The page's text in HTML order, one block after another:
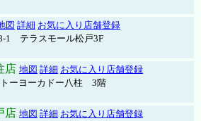
図 詳細 お気に入り店舗登録
1 テラスモール松戸3F
店 地図 詳細 お気に入り店舗登録
ーヨーカドー八柱 3階
店 地図 詳細 お気に入り店舗登録